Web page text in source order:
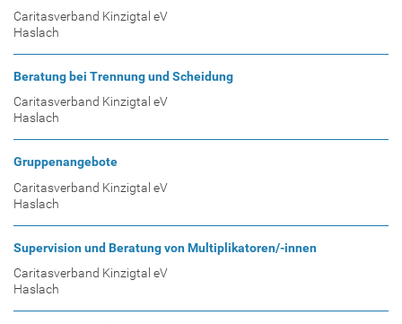
Caritasverband Kinzigtal eV
Haslach
Beratung bei Trennung und Scheidung
Caritasverband Kinzigtal eV
Haslach
Gruppenangebote
Caritasverband Kinzigtal eV
Haslach
Supervision und Beratung von Multiplikatoren/-innen
Caritasverband Kinzigtal eV
Haslach